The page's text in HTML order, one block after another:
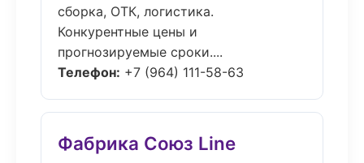
сборка, ОТК, логистика.
Конкурентные цены и
прогнозируемые сроки....
Телефон: +7 (964) 111-58-63
Фабрика Союз Line